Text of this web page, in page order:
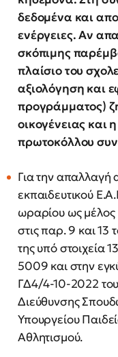
δεδομένα και
ενέργειες. Αν
σκόπιμης
πλαίσιο του
αξιολόγηση και
προγράμματος)
οικογένειας και
πρωτοκόλλου
Για την απαλλαγή
εκπαιδευτικού
ωραρίου ως μέλος
στις παρ. 9 και 13
της υπό στοιχεία
5009 και στην
ΓΔ4/4-10-2022 του
Διεύθυνσης
Υπουργείου
Αθλητισμού.